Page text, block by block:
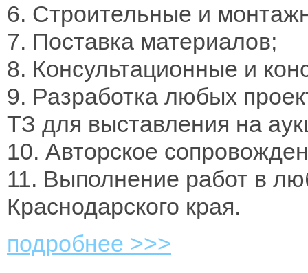
6. Строительные и
7. Поставка материалов;
8. Консультационные и
9. Разработка любых
ТЗ для выставления на
10. Авторское
11. Выполнение работ в
Краснодарского края.
подробнее >>>